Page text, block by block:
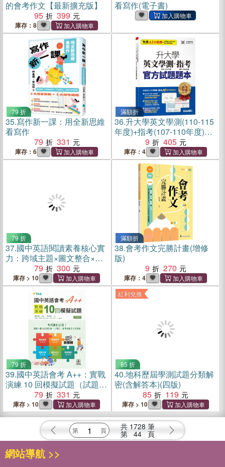
的會考作文【最新擴充版】
95
399
庫存：8
看寫作(電子書)
79 折
35.寫作新一課：用全新思維
看寫作
79
331
庫存：6
滿額折
36.升大學英文學測(110-115
年度)+指考(107-110年度)官
9 405
庫存：4
79 折
37.國中英語閱讀素養核心實
力：跨域主題×圖文整合×閱
讀＋克漏字雙效訓練（試題
本+翻譯解析本+QR Cod線上
音檔）
79 300
庫存 > 10
滿額折
38.會考作文完勝計畫(增修
版)
9
270
庫存：4
79 折
39.國中英語會考 A++：實戰
演練 10 回模擬試題（試題本
+ 翻譯解析本 + QR Code線
上音檔）
79 331
庫存 > 10
紅利兌換
85 折
40.地科歷屆學測試題分類解
密(含解答本)(四版)
85
119
庫存 > 10
共 1728 筆
第 44 頁
網站導航 >>